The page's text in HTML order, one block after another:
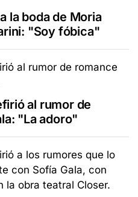
la boda de Moria
"Soy fóbica"
al rumor de
"La adoro"